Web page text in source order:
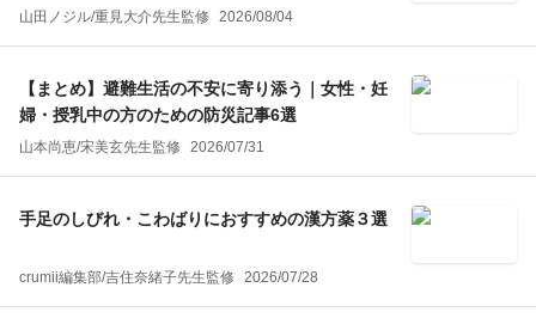
トロール～
山田ノジル/重見大介先生監修 2026/08/04
【まとめ】避難生活の不安に寄り添う｜女性・妊
婦・授乳中の方のための防災記事6選
山本尚恵/宋美玄先生監修 2026/07/31
手足のしびれ・こわばりにおすすめの漢方薬３選
crumii編集部/吉住奈緒子先生監修 2026/07/28